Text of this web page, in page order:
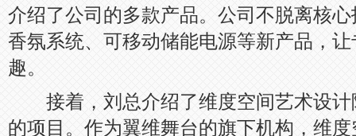
介绍了公司的多款产品。公司不脱离核
香氛系统、可移动储能电源等新产品，
趣。
接着，刘总介绍了维度空间艺术设计
的项目。作为翼维舞台的旗下机构，维